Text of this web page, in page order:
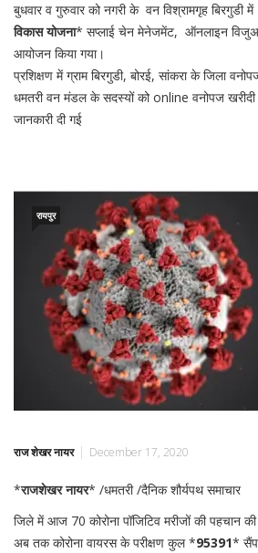
बुधवार व गुरुवार को नगरी के वन विश्रामगृह
विकास योजना* सप्लाई चेन मेनेजमेंट, ऑनलाइन
आयोजन किया गया।
प्रशिक्षण में ग्राम बिरगुडी, बोरई, सांकरा के जिला
धमतरी वन मंडल के सदस्यों को online वनोपज
जानकारी दी गई
रायपुर
राज शेखर नायर December 17, 2020
*राजशेखर नायर* /धमतरी /दैनिक शौर्यपथ समाचार
जिले में आज 70 कोरोना पॉजिटिव मरीजों की पहचान
अब तक कोरोना वायरस के परीक्षण कुल *95391*